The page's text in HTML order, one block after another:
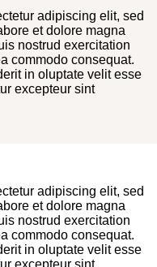
adipiscing elit, sed
et dolore magna
nostrud exercitation
commodo consequat.
in oluptate velit esse
excepteur sint
adipiscing elit, sed
et dolore magna
nostrud exercitation
commodo consequat.
in oluptate velit esse
excepteur sint